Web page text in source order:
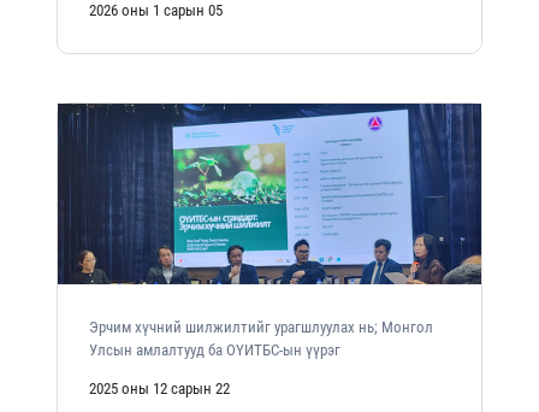
2026 оны 1 сарын 05
Эрчим хүчний шилжилтийг урагшлуулах нь; Монгол
Улсын амлалтууд ба ОҮИТБС-ын үүрэг
2025 оны 12 сарын 22